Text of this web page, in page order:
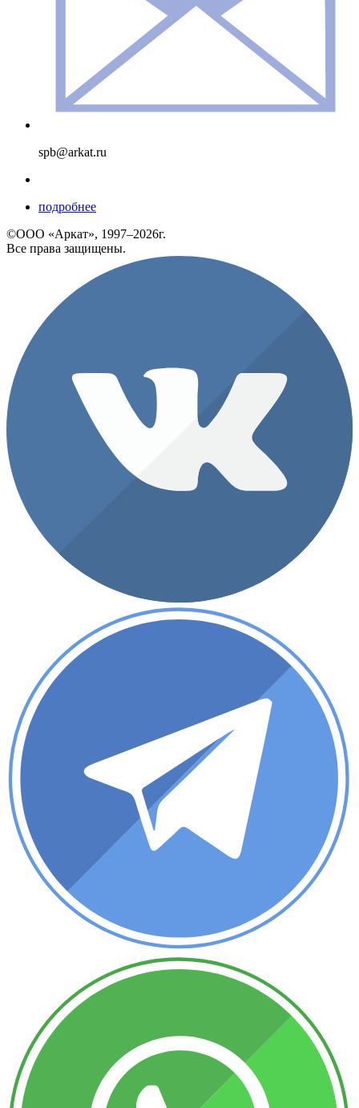
spb@arkat.ru
подробнее
©ООО «Аркат», 1997–2026г.
Все права защищены.